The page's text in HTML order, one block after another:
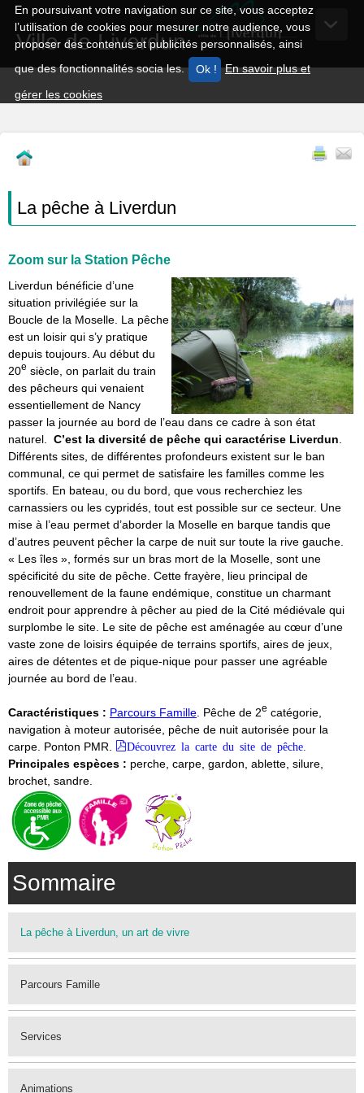
En poursuivant votre navigation sur ce site, vous acceptez
l’utilisation de cookies pour mesurer notre audience, vous
proposer des contenus et publicités personnalisés, ainsi
que des fonctionnalités socia les.
En savoir plus et
gérer les cookies
Ville de Liverdun
La pêche à Liverdun
Zoom sur la Station Pêche
Liverdun bénéficie d’une
situation privilégiée sur la
Boucle de la Moselle. La pêche
est un loisir qui s’y pratique
depuis toujours. Au début du
20e siècle, on parlait du train
des pêcheurs qui venaient
essentiellement de Nancy
passer la journée au bord de l’eau dans ce cadre à son état
naturel. C’est la diversité de pêche qui caractérise Liverdun.
Différents sites, de différentes profondeurs existent sur le ban
communal, ce qui permet de satisfaire les familles comme les
sportifs. En bateau, ou du bord, que vous recherchiez les
carnassiers ou les cypridés, tout est possible sur ce secteur. Une
mise à l’eau permet d’aborder la Moselle en barque tandis que
d’autres peuvent pêcher la carpe de nuit sur toute la rive gauche.
« Les îles », formés sur un bras mort de la Moselle, sont une
spécificité du site de pêche. Cette frayère, lieu principal de
renouvellement de la faune endémique, constitue un charmant
endroit pour apprendre à pêcher au pied de la Cité médiévale qui
surplombe le site. Le site de pêche est aménagée au cœur d’une
vaste zone de loisirs équipée de terrains sportifs, aires de jeux,
aires de détentes et de pique-nique pour passer une agréable
journée au bord de l’eau.
Caractéristiques : Parcours Famille. Pêche de 2e catégorie,
navigation à moteur autorisée, pêche de nuit autorisée pour la
carpe. Ponton PMR.
Découvrez la carte du site de pêche.
Principales espèces : perche, carpe, gardon, ablette, silure,
brochet, sandre.
Sommaire
La pêche à Liverdun, un art de vivre
Parcours Famille
Services
Animations